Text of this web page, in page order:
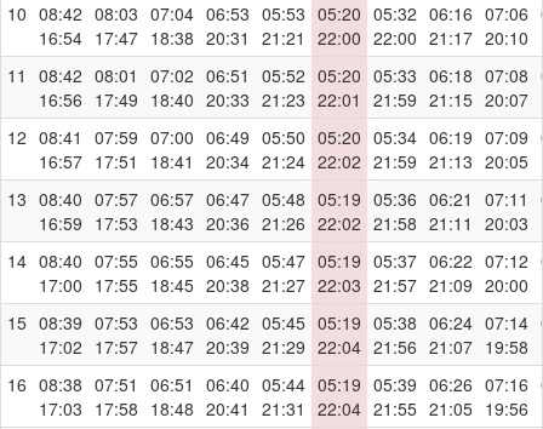
10 08:42
16:54
08:03
17:47
07:04
18:38
06:53
20:31
05:53
21:21
05:20
22:00
05:32
22:00
06:16
21:17
07:06
20:10
11
08:42
16:56
08:01
17:49
07:02
18:40
06:51
20:33
05:52
21:23
05:20
22:01
05:33
21:59
06:18
21:15
07:08
20:07
12 08:41
16:57
07:59
17:51
07:00
18:41
06:49
20:34
05:50
21:24
05:20
22:02
05:34
21:59
06:19
21:13
07:09
20:05
13 08:40
16:59
07:57
17:53
06:57
18:43
06:47
20:36
05:48
21:26
05:19
22:02
05:36
21:58
06:21
21:11
07:11
20:03
14 08:40
17:00
07:55
17:55
06:55
18:45
06:45
20:38
05:47
21:27
05:19
22:03
05:37
21:57
06:22
21:09
07:12
20:00
15 08:39
17:02
07:53
17:57
06:53
18:47
06:42
20:39
05:45
21:29
05:19
22:04
05:38
21:56
06:24
21:07
07:14
19:58
16 08:38
17:03
07:51
17:58
06:51
18:48
06:40
20:41
05:44
21:31
05:19
22:04
05:39
21:55
06:26
21:05
07:16
19:56